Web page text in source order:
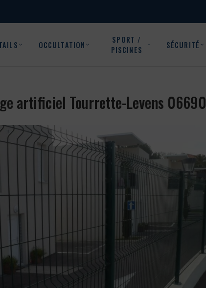
OCCULTATION
SPORT /
PISCINES
SÉCURITÉ
artificiel Tourrette-Levens 06690